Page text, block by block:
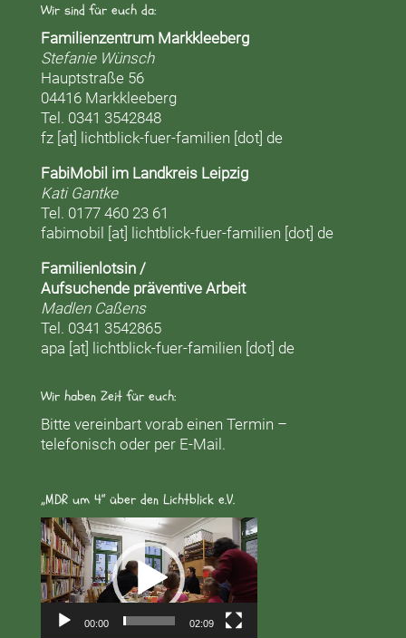
Wir sind für euch da:
Familienzentrum Markkleeberg
Stefanie Wünsch
Hauptstraße 56
04416 Markkleeberg
Tel. 0341 3542848
fz [at] lichtblick-fuer-familien [dot] de
FabiMobil im Landkreis Leipzig
Kati Gantke
Tel. 0177 460 23 61
fabimobil [at] lichtblick-fuer-familien [dot] de
Familienlotsin /
Aufsuchende präventive Arbeit
Madlen Caßens
Tel. 0341 3542865
apa [at] lichtblick-fuer-familien [dot] de
Wir haben Zeit für euch:
Bitte vereinbart vorab einen Termin –
telefonisch oder per E-Mail.
„MDR um 4“ über den Lichtblick e.V.
Video-
Player
00:00 02:09